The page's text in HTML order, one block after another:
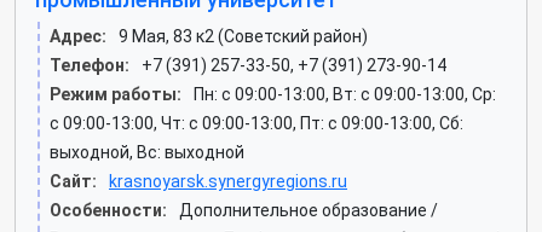
Адрес:
9 Мая, 83 к2 (Советский район)
Телефон:
+7 (391) 257-33-50, +7 (391) 273-90-14
Режим работы:
Пн: c 09:00-13:00, Вт: c 09:00-13:00, Ср:
c 09:00-13:00, Чт: c 09:00-13:00, Пт: c 09:00-13:00, Сб:
выходной, Вс: выходной
Сайт:
krasnoyarsk.synergyregions.ru
Особенности:
Дополнительное образование /